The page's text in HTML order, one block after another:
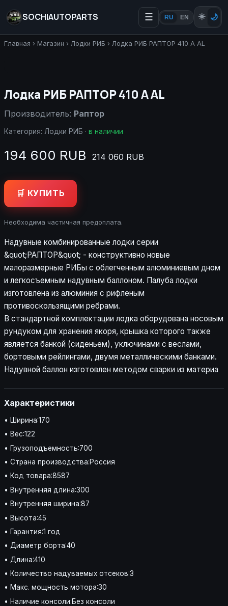
SOCHIAUTOPARTS ☰ RU EN ☀️ 🌙
Главная › Магазин › Лодки РИБ › Лодка РИБ РАПТОР 410 А AL
Лодка РИБ РАПТОР 410 А AL
Производитель: Раптор
Категория: Лодки РИБ · в наличии
194 600 RUB 214 060 RUB
🛒 КУПИТЬ
Необходима частичная предоплата.
Надувные комбинированные лодки серии
&quot;РАПТОР&quot; - конструктивно новые
малоразмерные РИБы с облегченным алюминиевым дном
и легкосъемным надувным баллоном. Палуба лодки
изготовлена из алюминия с рифленым
противоскользящими ребрами.
В стандартной комплектации лодка оборудована носовым
рундуком для хранения якоря, крышка которого также
является банкой (сиденьем), уключинами с веслами,
бортовыми рейлингами, двумя металлическими банками.
Надувной баллон изготовлен методом сварки из материа
Характеристики
• Ширина:170
• Вес:122
• Грузоподъемность:700
• Страна производства:Россия
• Код товара:8587
• Внутренняя длина:300
• Внутренняя ширина:87
• Высота:45
• Гарантия:1 год
• Диаметр борта:40
• Длина:410
• Количество надуваемых отсеков:3
• Макс. мощность мотора:30
• Наличие консоли:Без консоли